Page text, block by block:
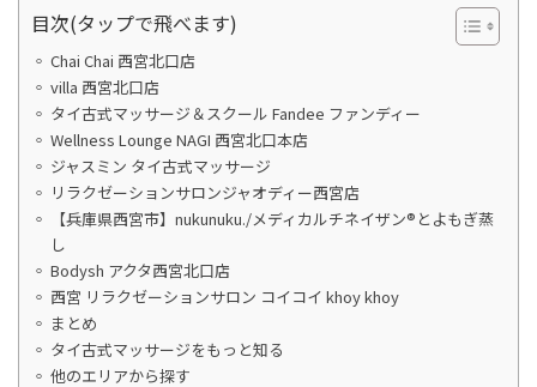
目次(タップで飛べます)
Chai Chai 西宮北口店
villa 西宮北口店
タイ古式マッサージ＆スクール Fandee ファンディー
Wellness Lounge NAGI 西宮北口本店
ジャスミン タイ古式マッサージ
リラクゼーションサロンジャオディー西宮店
【兵庫県西宮市】nukunuku./メディカルチネイザン®︎とよもぎ蒸
し
Bodysh アクタ西宮北口店
西宮 リラクゼーションサロン コイコイ khoy khoy
まとめ
タイ古式マッサージをもっと知る
他のエリアから探す